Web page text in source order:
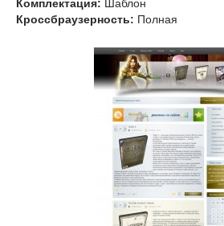
Комплектация: Шаблон
Кроссбраузерность: Полная